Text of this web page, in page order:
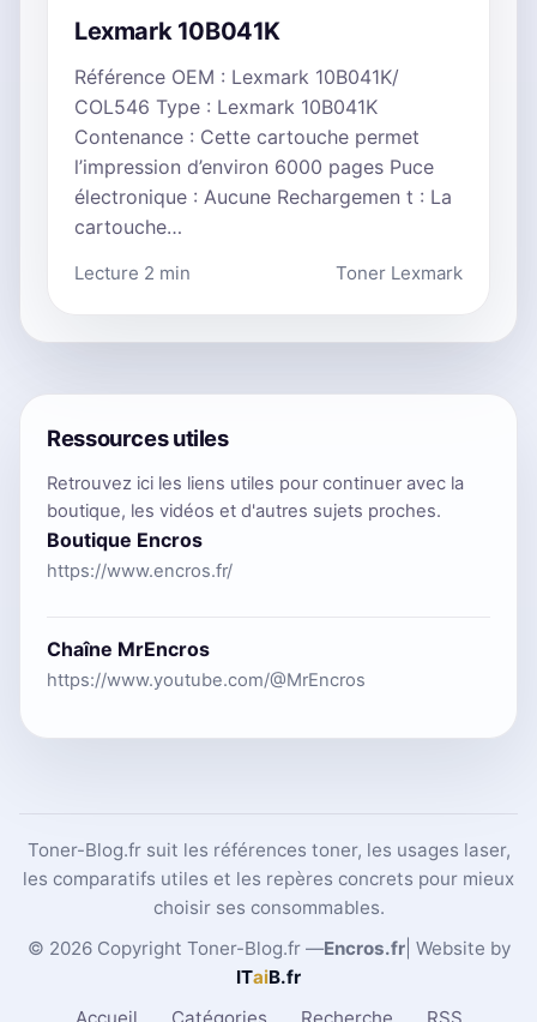
Lexmark 10B041K
Référence OEM : Lexmark 10B041K/
COL546 Type : Lexmark 10B041K
Contenance : Cette cartouche permet
l’impression d’environ 6000 pages Puce
électronique : Aucune Rechargemen t : La
cartouche…
Lecture 2 min Toner Lexmark
Ressources utiles
Retrouvez ici les liens utiles pour continuer avec la
boutique, les vidéos et d'autres sujets proches.
Boutique Encros
https://www.encros.fr/
Chaîne MrEncros
https://www.youtube.com/@MrEncros
Toner-Blog.fr suit les références toner, les usages laser,
les comparatifs utiles et les repères concrets pour mieux
choisir ses consommables.
© 2026 Copyright Toner-Blog.fr —Encros.fr| Website by
ITaiB.fr